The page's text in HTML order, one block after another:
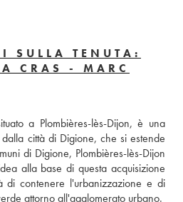
SULLA TENUTA:
CRAS - MARC
a Plombières-lès-Dijon, è una
città di Digione, che si estende
di Digione, Plombières-lès-Dijon
alla base di questa acquisizione
di contenere l'urbanizzazione e di
attorno all'agglomerato urbano.